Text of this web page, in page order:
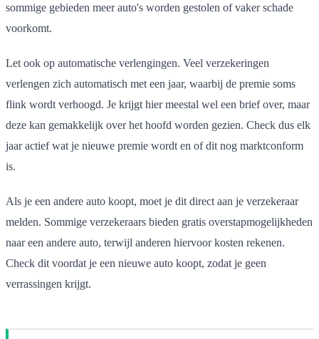
sommige gebieden meer auto's worden gestolen of vaker schade
voorkomt.
Let ook op automatische verlengingen. Veel verzekeringen
verlengen zich automatisch met een jaar, waarbij de premie soms
flink wordt verhoogd. Je krijgt hier meestal wel een brief over, maar
deze kan gemakkelijk over het hoofd worden gezien. Check dus elk
jaar actief wat je nieuwe premie wordt en of dit nog marktconform
is.
Als je een andere auto koopt, moet je dit direct aan je verzekeraar
melden. Sommige verzekeraars bieden gratis overstapmogelijkheden
naar een andere auto, terwijl anderen hiervoor kosten rekenen.
Check dit voordat je een nieuwe auto koopt, zodat je geen
verrassingen krijgt.